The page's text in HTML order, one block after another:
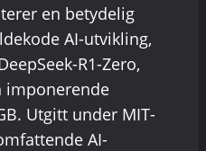
en betydelig
AI-utvikling,
R1-Zero,
imponerende
Utgitt under MIT-
AI-